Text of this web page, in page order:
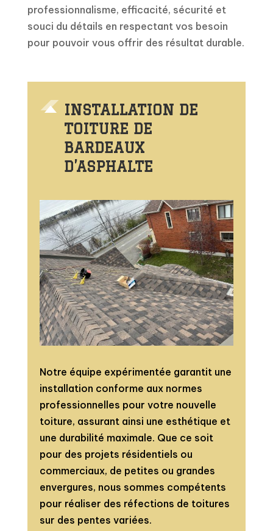
professionnalisme, efficacité, sécurité et
souci du détails en respectant vos besoin
pour pouvoir vous offrir des résultat durable.
INSTALLATION DE
TOITURE DE
BARDEAUX
D’ASPHALTE
Notre équipe expérimentée garantit une
installation conforme aux normes
professionnelles pour votre nouvelle
toiture, assurant ainsi une esthétique et
une durabilité maximale. Que ce soit
pour des projets résidentiels ou
commerciaux, de petites ou grandes
envergures, nous sommes compétents
pour réaliser des réfections de toitures
sur des pentes variées.